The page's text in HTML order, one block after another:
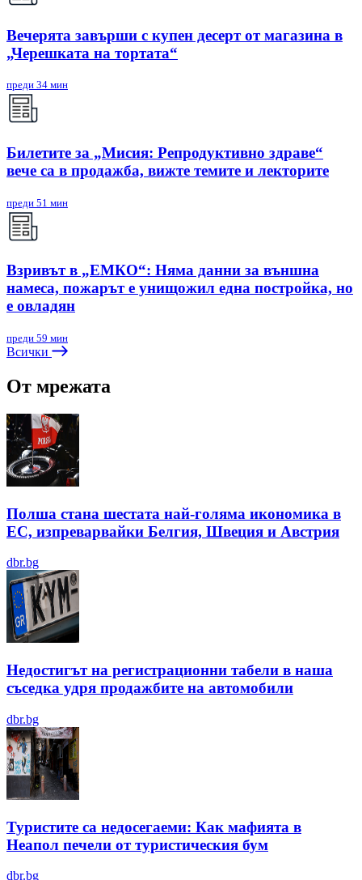
Вечерята завърши с купен десерт от магазина в
„Черешката на тортата“
преди 34 мин
Билетите за „Мисия: Репродуктивно здраве“
вече са в продажба, вижте темите и лекторите
преди 51 мин
Взривът в „ЕМКО“: Няма данни за външна
намеса, пожарът е унищожил една постройка, но
е овладян
преди 59 мин
Всички
От мрежата
Полша стана шестата най-голяма икономика в
ЕС, изпреварвайки Белгия, Швеция и Австрия
dbr.bg
Недостигът на регистрационни табели в наша
съседка удря продажбите на автомобили
dbr.bg
Туристите са недосегаеми: Как мафията в
Неапол печели от туристическия бум
dbr.bg